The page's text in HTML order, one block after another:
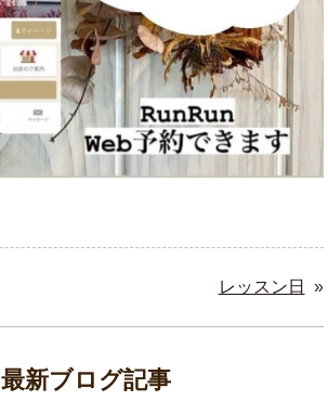
»
レッスン日
最新ブログ記事